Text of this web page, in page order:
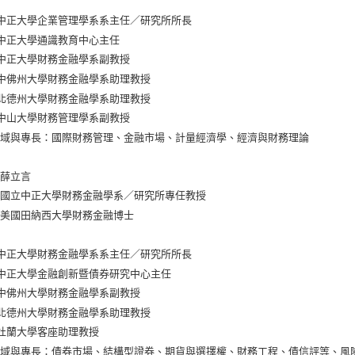
正大學企業管理學系系主任／研究所所長
正大學通識教育中心主任
正大學財務金融學系副教授
佛州大學財務金融學系助理教授
德州大學財務金融學系助理教授
山大學財務管理學系副教授
與專長：國際財務管理、金融市場、計量經濟學、經濟與財務理論
立言
立中正大學財務金融學系／研究所專任教授
國田納西大學財務金融博士
正大學財務金融學系系主任／研究所所長
正大學金融創新暨債券研究中心主任
佛州大學財務金融學系副教授
德州大學財務金融學系助理教授
蘭大學客座助理教授
與專長：債券市場、結構型證券、期貨與選擇權、財務工程、債信評等、風